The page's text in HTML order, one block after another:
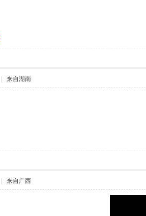
来自湖南
来自广西